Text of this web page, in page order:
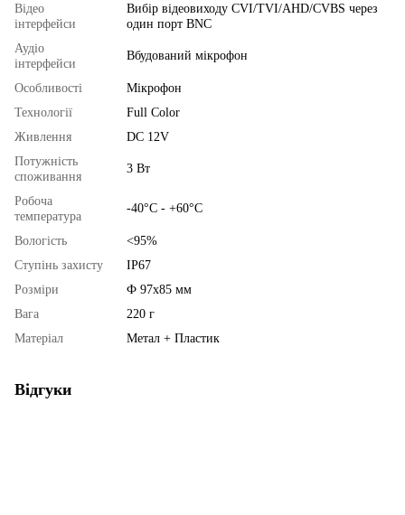
Відео
інтерфейси
Вибір відеовиходу CVI/TVI/AHD/CVBS через
один порт BNC
Аудіо
інтерфейси
Вбудований мікрофон
Особливості
Мікрофон
Технології
Full Color
Живлення
DC 12V
Потужність
споживання
3 Вт
Робоча
температура
-40°C - +60°C
Вологість
<95%
Ступінь захисту
IP67
Розміри
Ф 97х85 мм
Вага
220 г
Матеріал
Метал + Пластик
Відгуки